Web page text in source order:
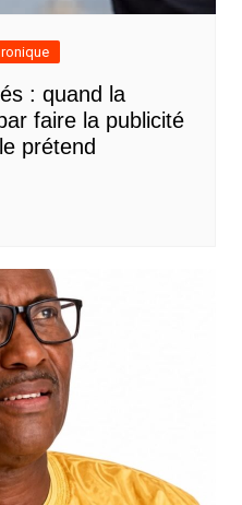
: quand la
faire la publicité
prétend